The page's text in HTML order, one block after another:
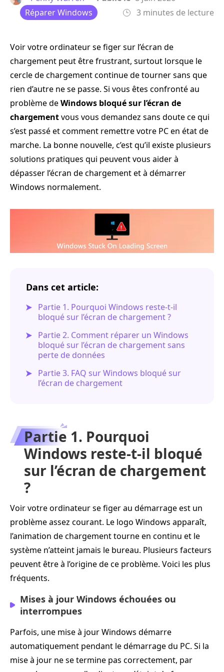
Réparer Windows
3 minutes de lecture
Voir votre ordinateur se figer sur l’écran de
chargement peut être frustrant, surtout lorsque le
cercle de chargement continue de tourner sans que
rien d’autre ne se passe. Si vous êtes confronté au
problème deWindows bloqué sur l’écran de
chargementvous vous demandez sans doute ce qui
s’est passé et comment remettre votre PC en état de
marche. La bonne nouvelle, c’est qu’il existe plusieurs
solutions pratiques qui peuvent vous aider à
dépasser l’écran de chargement et à démarrer
Windows normalement.
Dans cet article:
Partie 1. Pourquoi Windows reste-t-il
bloqué sur l’écran de chargement ?
Partie 2. Comment réparer un Windows
bloqué sur l’écran de chargement sans
perte de données
Partie 3. FAQ sur Windows bloqué sur
l’écran de chargement
Partie 1. Pourquoi
Windows reste-t-il bloqué
sur l’écran de chargement
?
Voir votre ordinateur se figer au démarrage est un
problème assez courant. Le logo Windows apparaît,
l’animation de chargement tourne en continu et le
système n’atteint jamais le bureau. Plusieurs facteurs
peuvent être à l’origine de ce problème. Voici les plus
fréquents.
Mises à jour Windows échouées ou
interrompues
Parfois, une mise à jour Windows démarre
automatiquement pendant le démarrage du PC. Si la
mise à jour ne se termine pas correctement, par